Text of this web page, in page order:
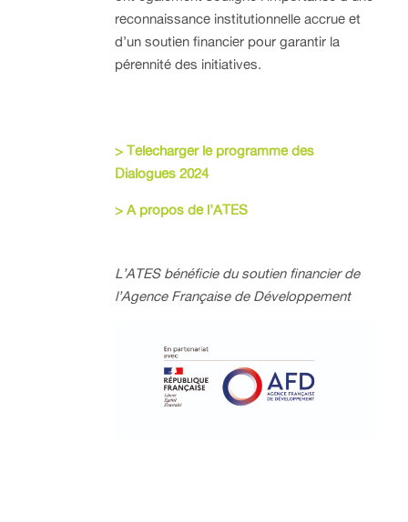
reconnaissance institutionnelle accrue et
d’un soutien financier pour garantir la
pérennité des initiatives.
> Télécharger le programme des
Dialogues 2024
> A propos de l’ATES
L’ATES bénéficie du soutien financier de
l’Agence Française de Développement